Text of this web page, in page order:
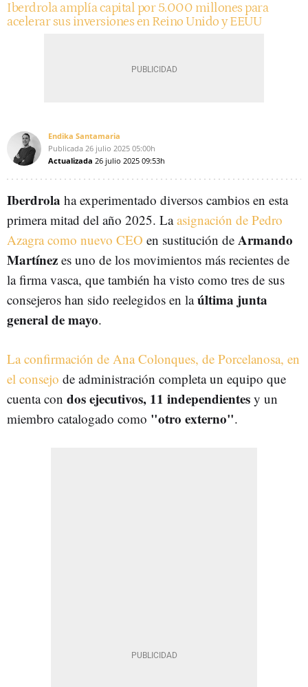
Iberdrola amplía capital por 5.000 millones para
acelerar sus inversiones en Reino Unido y EEUU
Endika Santamaria
Publicada 26 julio 2025 05:00h
Actualizada 26 julio 2025 09:53h
Iberdrola ha experimentado diversos cambios en esta
primera mitad del año 2025. Laasignación de Pedro
Azagra como nuevo CEO en sustitución de Armando
Martínez es uno de los movimientos más recientes de
la firma vasca, que también ha visto como tres de sus
consejeros han sido reelegidos en laúltima junta
general de mayo.
La confirmación de Ana Colonques, de Porcelanosa, en
el consejo de administración completa un equipo que
cuenta con dos ejecutivos, 11 independientes y un
miembro catalogado como "otro externo".